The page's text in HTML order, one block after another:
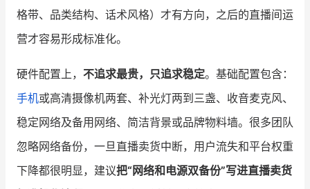
格带、品类结构、话术风格）才有方向，之后的直播间运
营才容易形成标准化。
硬件配置上， 不追求最贵，只追求稳定。基础配置包含：
手机或高清摄像机两套、补光灯两到三盏、收音麦克风、
稳定网络及备用网络、简洁背景或品牌物料墙。很多团队
忽略网络备份，一旦直播卖货中断，用户流失和平台权重
下降都很明显，建议把“网络和电源双备份”写进直播卖货